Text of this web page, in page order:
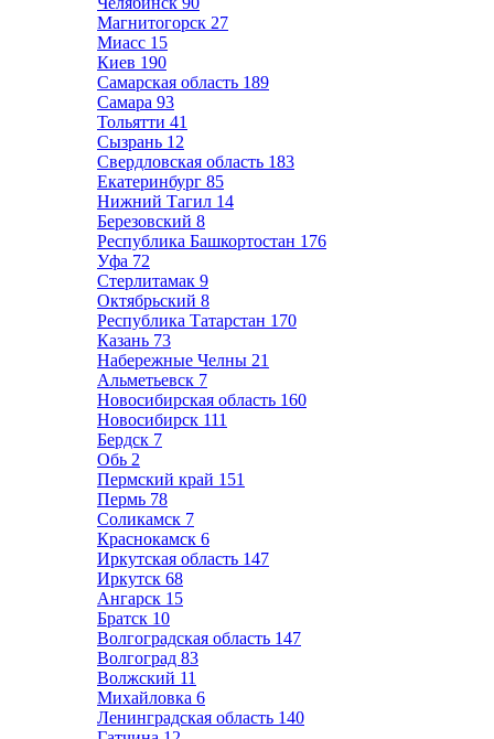
Магнитогорск 27
Миасс 15
Киев 190
Самарская область 189
Самара 93
Тольятти 41
Сызрань 12
Свердловская область 183
Екатеринбург 85
Нижний Тагил 14
Березовский 8
Республика Башкортостан 176
Уфа 72
Стерлитамак 9
Октябрьский 8
Республика Татарстан 170
Казань 73
Набережные Челны 21
Альметьевск 7
Новосибирская область 160
Новосибирск 111
Бердск 7
Обь 2
Пермский край 151
Пермь 78
Соликамск 7
Краснокамск 6
Иркутская область 147
Иркутск 68
Ангарск 15
Братск 10
Волгоградская область 147
Волгоград 83
Волжский 11
Михайловка 6
Ленинградская область 140